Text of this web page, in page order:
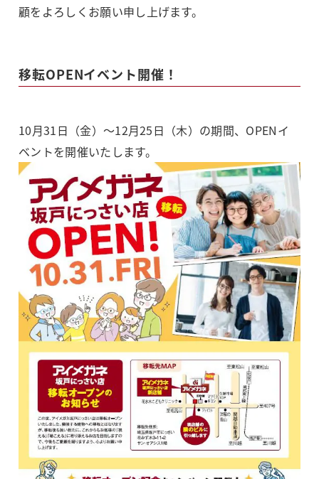
顧をよろしくお願い申し上げます。
移転OPENイベント開催！
10月31日（金）～12月25日（木）の期間、OPENイ
ベントを開催いたします。